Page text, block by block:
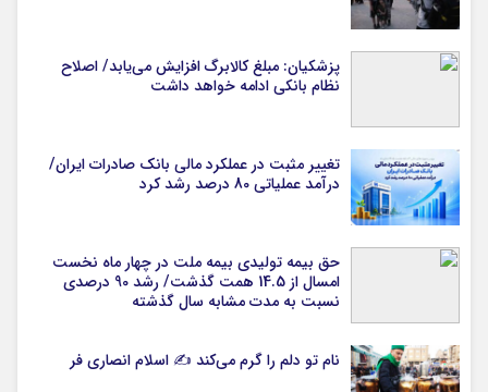
پزشکیان: مبلغ کالابرگ افزایش می‌یابد/ اصلاح
نظام بانکی ادامه خواهد داشت
تغییر مثبت در عملکرد مالی بانک صادرات ایران/
درآمد عملیاتی 80 درصد رشد کرد
حق بیمه تولیدی بیمه ملت در چهار ماه نخست
امسال از 14.5 همت گذشت/ رشد 90 درصدی
نسبت به مدت مشابه سال گذشته
نام تو دلم را گرم می‌کند ✍️ اسلام انصاری فر